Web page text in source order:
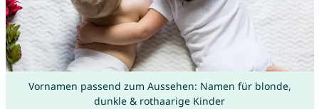
Vornamen passend zum Aussehen: Namen für blonde,
dunkle & rothaarige Kinder